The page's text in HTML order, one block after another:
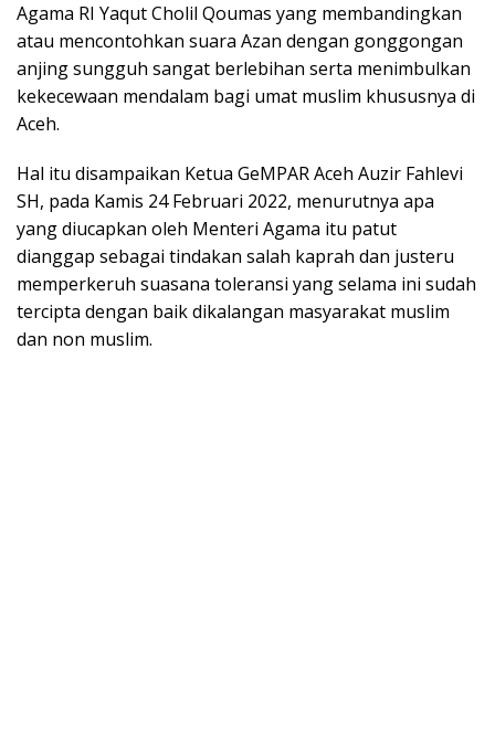
Agama RI Yaqut Cholil Qoumas yang membandingkan
atau mencontohkan suara Azan dengan gonggongan
anjing sungguh sangat berlebihan serta menimbulkan
kekecewaan mendalam bagi umat muslim khususnya di
Aceh.
Hal itu disampaikan Ketua GeMPAR Aceh Auzir Fahlevi
SH, pada Kamis 24 Februari 2022, menurutnya apa
yang diucapkan oleh Menteri Agama itu patut
dianggap sebagai tindakan salah kaprah dan justeru
memperkeruh suasana toleransi yang selama ini sudah
tercipta dengan baik dikalangan masyarakat muslim
dan non muslim.